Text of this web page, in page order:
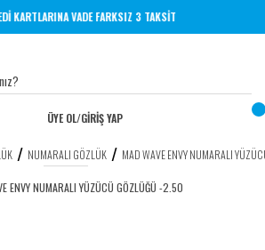
KARTLARINA VADE FARKSIZ 3 TAKSİT
ÜYE OL/GİRİŞ YAP
NUMARALI GÖZLÜK MAD WAVE ENVY NUMARALI